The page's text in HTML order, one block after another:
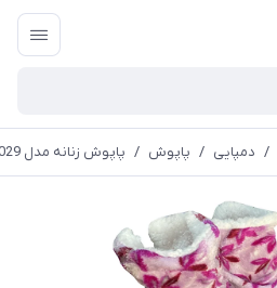
/ دمپایی / پاپوش / پاپوش زنانه مدل PA2029